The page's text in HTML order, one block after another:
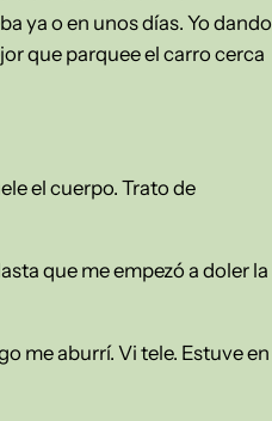
ya o en unos días. Yo dando
que parquee el carro cerca
el cuerpo. Trato de
que me empezó a doler la
me aburrí. Vi tele. Estuve en